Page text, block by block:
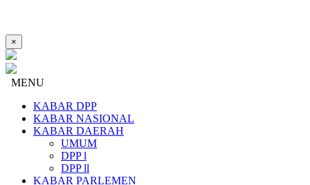
×
MENU
KABAR DPP
KABAR NASIONAL
KABAR DAERAH
UMUM
DPP l
DPP ll
KABAR PARLEMEN